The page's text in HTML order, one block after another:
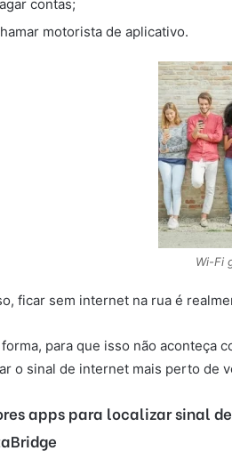
contas;
motorista de aplicativo.
Wi-Fi
ficar sem internet na rua é
para que isso não aconteça
o sinal de internet mais perto de
apps para localizar sinal